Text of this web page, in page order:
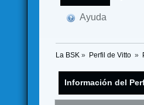
Ayuda
La BSK » Perfil de Vitto »
Información del